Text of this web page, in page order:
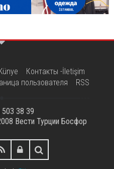
Контакты -İletişim
пользователя RSS
38 39
Вести Турции Босфор